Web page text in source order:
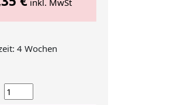
inkl. MwSt
4 Wochen